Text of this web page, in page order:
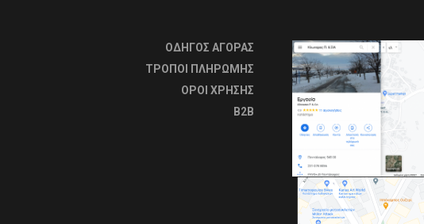
ΟΔΗΓΟΣ ΑΓΟΡΑΣ
ΤΡΟΠΟΙ ΠΛΗΡΩΜΗΣ
OΡΟΙ ΧΡΗΣΗΣ
B2B